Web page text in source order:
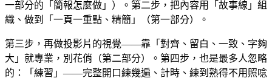
一部分的「簡報怎麼做」）。第二步，把內容用「故事線」組
織、做到「一頁一重點、精簡」（第一部分）。
第三步，再做投影片的視覺——靠「對齊、留白、一致、字夠
大」就專業，別花俏（第二部分）。第四步，也是最多人忽略
的：「練習」——完整開口練幾遍、計時、練到熟得不用照唸